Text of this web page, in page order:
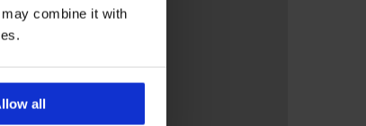
combine it with
all